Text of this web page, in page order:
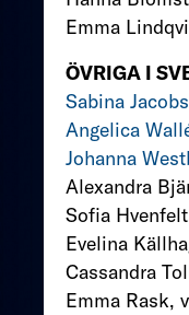
Emma
ÖVRIGA I
Sabina
Angelica
Johanna
Alexandra
Sofia
Evelina
Cassandra
Emma Rask,